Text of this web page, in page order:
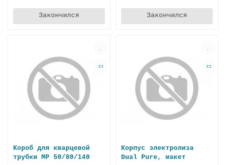
Закончился Закончился
Короб для кварцевой
трубки MP 50/80/140
Корпус электролиза
Dual Pure, макет